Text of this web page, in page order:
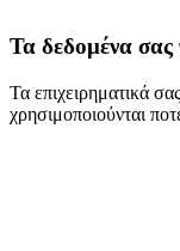
Τα δεδομένα σας
Τα επιχειρηματικά
χρησιμοποιούνται